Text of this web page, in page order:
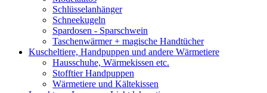
Schlüsselanhänger
Schneekugeln
Spardosen - Sparschwein
Taschenwärmer + magische Handtücher
Kuscheltiere, Handpuppen und andere Wärmetiere
Hausschuhe, Wärmekissen etc.
Stofftier Handpuppen
Wärmetiere und Kältekissen